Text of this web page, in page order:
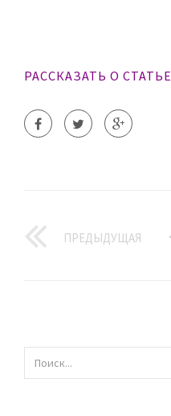
РАССКАЗАТЬ О СТАТЬЕ
ПРЕДЫДУЩАЯ